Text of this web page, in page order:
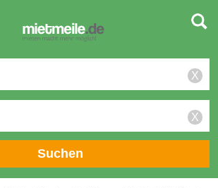
X
X
Suchen